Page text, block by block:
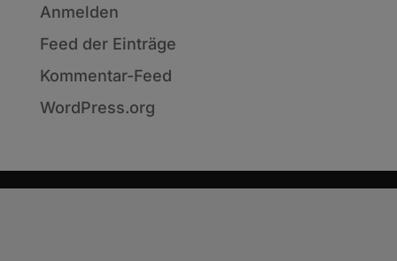
Anmelden
Feed der Einträge
Kommentar-Feed
WordPress.org